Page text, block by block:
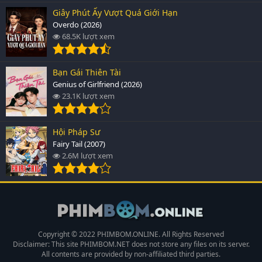
Giây Phút Ấy Vượt Quá Giới Hạn
Overdo (2026)
68.5K lượt xem
Bạn Gái Thiên Tài
Genius of Girlfriend (2026)
23.1K lượt xem
Hội Pháp Sư
Fairy Tail (2007)
2.6M lượt xem
Copyright © 2022 PHIMBOM.ONLINE. All Rights Reserved
Disclaimer: This site PHIMBOM.NETdoes not store any files on its server.
All contents are provided by non-affiliated third parties.